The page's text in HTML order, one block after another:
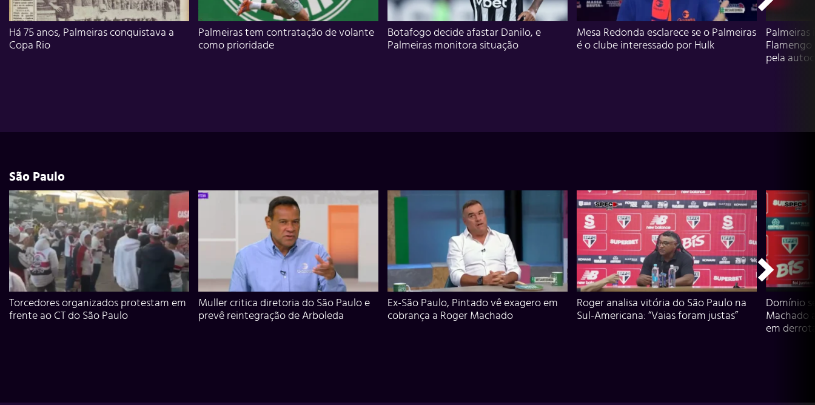
Há 75 anos, Palmeiras conquistava a
Copa Rio
Palmeiras tem contratação de volante
como prioridade
Botafogo decide afastar Danilo, e
Palmeiras monitora situação
Mesa Redonda esclarece se o Palmeiras
é o clube interessado por Hulk
Flamengo
pela
São Paulo
Torcedores organizados protestam em
frente ao CT do São Paulo
Muller critica diretoria do São Paulo e
prevê reintegração de Arboleda
Ex-São Paulo, Pintado vê exagero em
cobrança a Roger Machado
Roger analisa vitória do São Paulo na
Sul-Americana: “Vaias foram justas”
Domínio
Machado
em